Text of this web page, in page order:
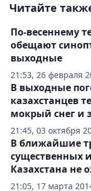
Читайте
21:53, 26 февраля
По-весеннему
обещают
выходные
21:45, 03 октября
В выходные
казахстанцев
мокрый снег и
21:05, 17 марта
В ближайшие
существенных
Казахстана не